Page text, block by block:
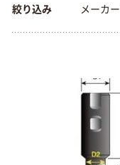
絞り込み メーカー